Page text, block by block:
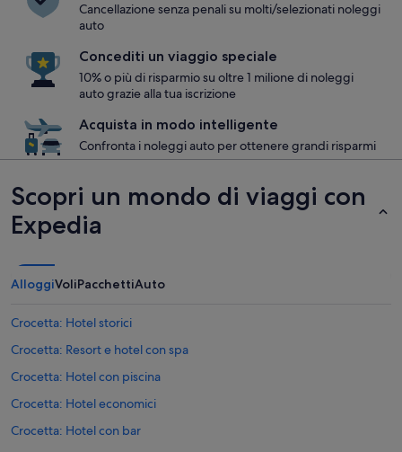
Cancellazione senza penali su molti/selezionati noleggi
auto
Concediti un viaggio speciale
10% o più di risparmio su oltre 1 milione di noleggi
auto grazie alla tua iscrizione
Acquista in modo intelligente
Confronta i noleggi auto per ottenere grandi risparmi
Scopri un mondo di viaggi con
Expedia
AlloggiVoliPacchettiAuto
Crocetta: Hotel storici
Crocetta: Resort e hotel con spa
Crocetta: Hotel con piscina
Crocetta: Hotel economici
Crocetta: Hotel con bar